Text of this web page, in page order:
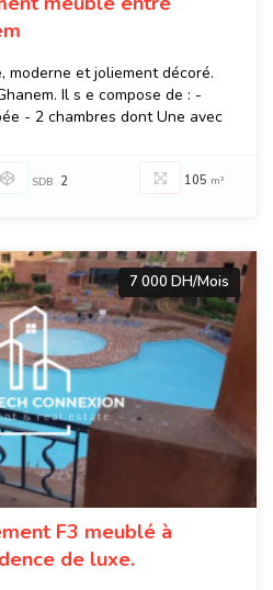
moderne et joliement décoré.
Il s e compose de : -
- 2 chambres dont Une avec
SDB 2 105 m²
7 000 DH/Mois
F3 meublé à
de luxe.